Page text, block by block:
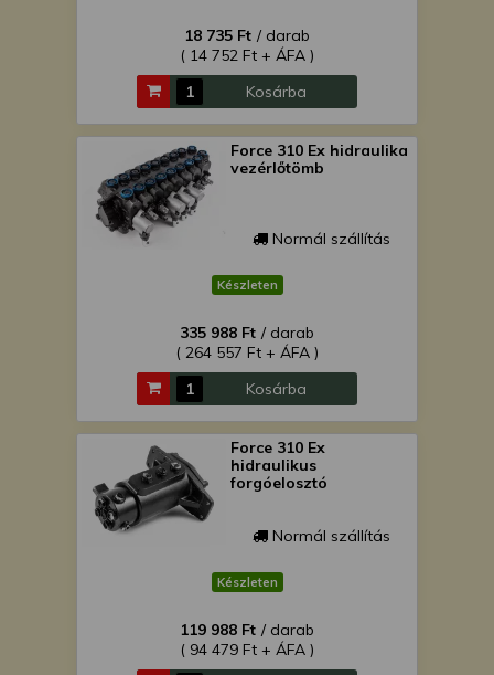
18 735 Ft / darab
( 14 752 Ft + ÁFA )
Kosárba
Force 310 Ex hidraulika
vezérlőtömb
Normál szállítás
Készleten
335 988 Ft / darab
( 264 557 Ft + ÁFA )
Kosárba
Force 310 Ex
hidraulikus
forgóelosztó
Normál szállítás
Készleten
119 988 Ft / darab
( 94 479 Ft + ÁFA )